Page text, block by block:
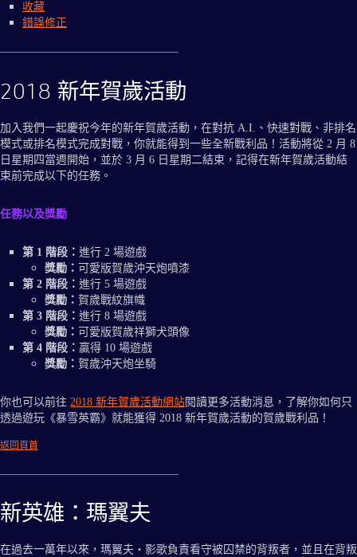
收藏
錯誤修正
2018 新年賀歲活動
加入我們一起慶祝今年的新年賀歲活動，在對抗 A.I.、快速對戰、非排名
模式或排名模式完成對戰，你就能得到一些全新戰利品！活動將從 2 月 8
日星期四當週開始，並於 3 月 6 日星期二結束，記得在新年賀歲活動結
束前完成以下的任務。
任務以及獎勵
第 1 階段： 進行 2 場遊戲
獎勵： 可愛版賀歲沖天炮噴漆
第 2 階段： 進行 5 場遊戲
獎勵： 賀歲戰紋旗幟
第 3 階段： 進行 8 場遊戲
獎勵： 可愛版賀歲祥獅犬頭像
第 4 階段： 贏得 10 場遊戲
獎勵： 賀歲沖天炮坐騎
你也可以前往 2018 新年賀歲活動網站閱讀更多活動消息，了解你如何只
透過遊玩《暴雪英霸》就能獲得 2018 新年賀歲活動的賀歲戰利品！
返回頁首
新英雄：瑪翼夫
在過去一萬年以來，瑪翼夫‧影歌負責看守被囚禁的背叛者，並且在背叛